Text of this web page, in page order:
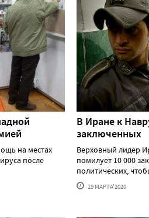
на местах
после
В Иране к
заключенных
Верховный лидер
помилует 10 000
политических,
19 МАРТА'2020